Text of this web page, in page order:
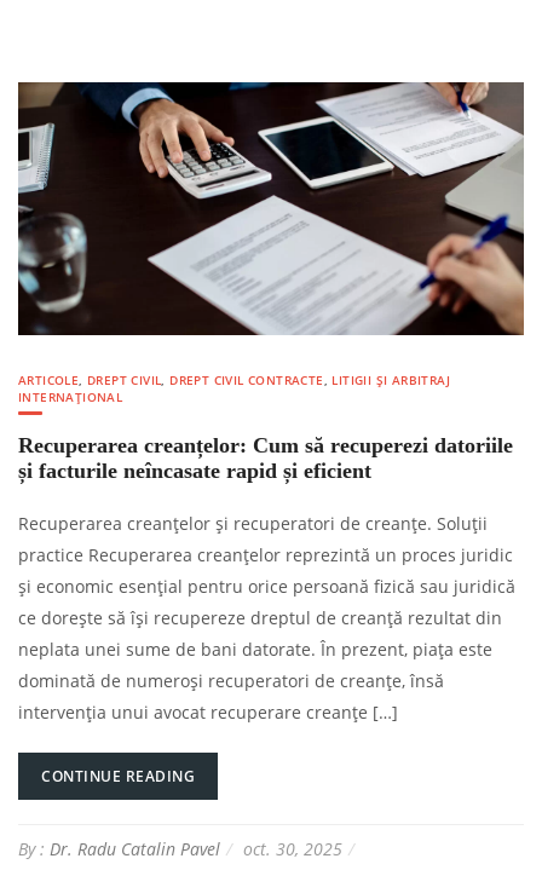
ARTICOLE, DREPT CIVIL, DREPT CIVIL CONTRACTE, LITIGII ȘI ARBITRAJ
INTERNAȚIONAL
Recuperarea creanțelor: Cum să recuperezi datoriile
și facturile neîncasate rapid și eficient
Recuperarea creanțelor și recuperatori de creanțe. Soluții
practice Recuperarea creanțelor reprezintă un proces juridic
și economic esențial pentru orice persoană fizică sau juridică
ce dorește să își recupereze dreptul de creanță rezultat din
neplata unei sume de bani datorate. În prezent, piața este
dominată de numeroși recuperatori de creanțe, însă
intervenția unui avocat recuperare creanțe […]
CONTINUE READING
By : Dr. Radu Catalin Pavel oct. 30, 2025